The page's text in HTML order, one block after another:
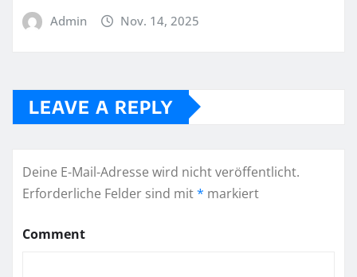
Admin Nov. 14, 2025
LEAVE A REPLY
Deine E-Mail-Adresse wird nicht veröffentlicht.
Erforderliche Felder sind mit* markiert
Comment